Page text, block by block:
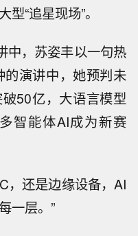
“追星现场”。
中，苏姿丰以一句热
演讲中，她预判未
50亿，大语言模型
智能体AI成为新赛
，还是边缘设备，AI
一层。”